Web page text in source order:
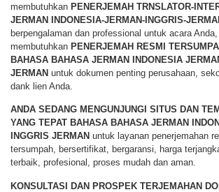
membutuhkan PENERJEMAH TRNSLATOR-
JERMAN INDONESIA-JERMAN-INGGRIS-
berpengalaman dan professional untuk acara
membutuhkan PENERJEMAH RESMI
BAHASA BAHASA JERMAN INDONESIA
JERMAN untuk dokumen penting perusahaan,
dank lien Anda.
ANDA SEDANG MENGUNJUNGI SITUS DAN
YANG TEPAT BAHASA BAHASA JERMAN
INGGRIS JERMAN untuk layanan penerjemahan
tersumpah, bersertifikat, bergaransi, harga
terbaik, profesional, proses mudah dan aman.
KONSULTASI DAN PROSPEK TERJEMAHAN